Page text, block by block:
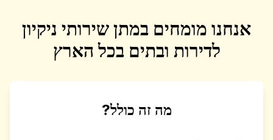
אנחנו מומחים במתן שירותי ניקיון
לדירות ובתים בכל הארץ
מה זה כולל?